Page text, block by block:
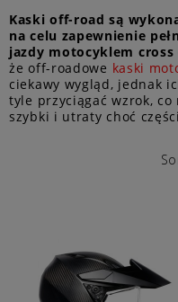
Kaski off-road są
na celu zapewnienie
jazdy motocyklem cross
że off-roadowe kaski
ciekawy wygląd, jednak
tyle przyciągać wzrok,
szybki i utraty choć